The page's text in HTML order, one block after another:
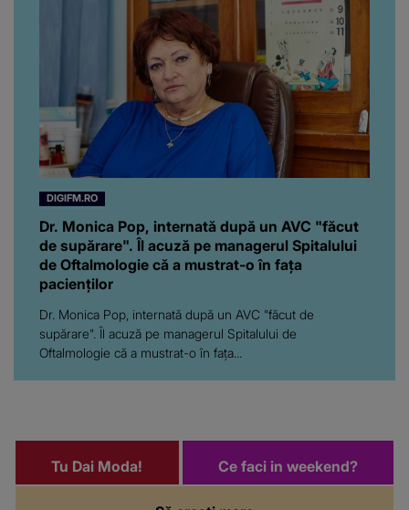
DIGIFM.RO
Dr. Monica Pop, internată după un AVC "făcut
de supărare". Îl acuză pe managerul Spitalului
de Oftalmologie că a mustrat-o în fața
pacienților
Dr. Monica Pop, internată după un AVC "făcut de
supărare". Îl acuză pe managerul Spitalului de
Oftalmologie că a mustrat-o în fața...
Tu Dai Moda! Ce faci in weekend?